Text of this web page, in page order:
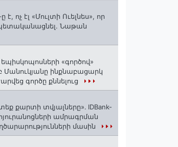
է, ոչ էլ «Մուլտի Ուելնես», որ
Նաթան
«գործով»
ինքնաբացարկ
գործը քննելուց
քարտի տվյալները»․ IDBank-
ամրագրման
մասին